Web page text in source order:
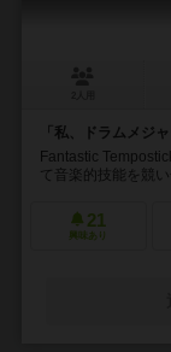
「私、ドラムメジ
Fantastic
て音楽的技能を競
21
興味あり